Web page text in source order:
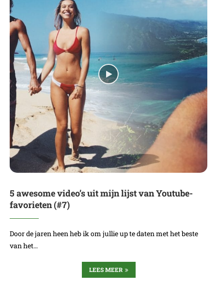
5 awesome video’s uit mijn lijst van Youtube-
favorieten (#7)
Door de jaren heen heb ik om jullie up te daten met het beste
van het…
LEES MEER